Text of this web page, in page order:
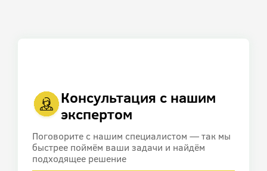
Консультация с нашим
экспертом
Поговорите с нашим специалистом — так мы
быстрее поймём ваши задачи и найдём
подходящее решение